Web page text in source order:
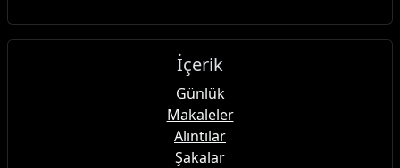
İçerik
Günlük
Makaleler
Alıntılar
Şakalar